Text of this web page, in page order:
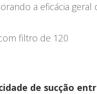
a eficácia
de sucção